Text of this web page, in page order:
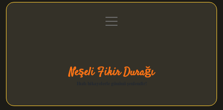
Gizlilik Politikası
menüyü
aç
Neşeli Fikir Durağı